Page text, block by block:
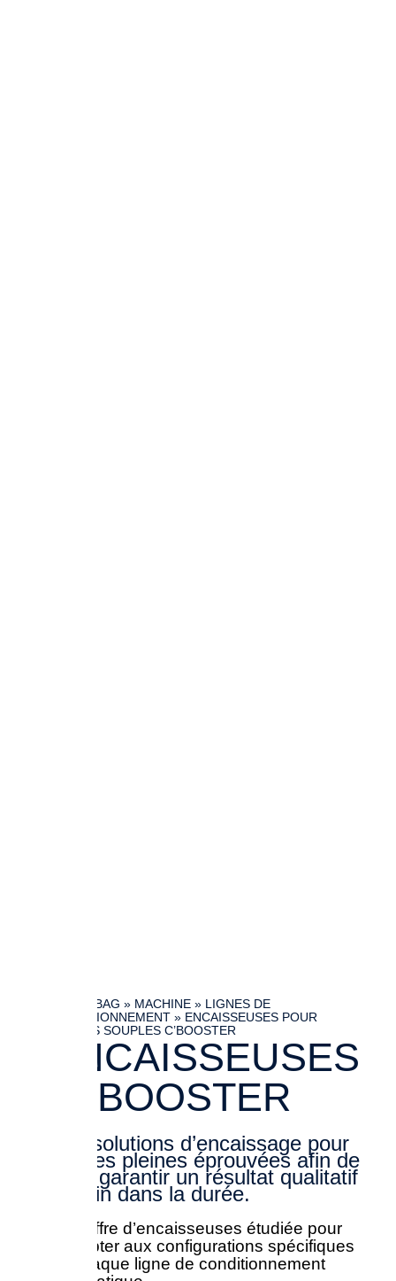
TECHNIBAG » MACHINE » LIGNES DE
CONDITIONNEMENT » ENCAISSEUSES POUR
POCHES SOUPLES C’BOOSTER
ENCAISSEUSES
C' BOOSTER
Des solutions d’encaissage pour
poches pleines éprouvées afin de
vous garantir un résultat qualitatif
certain dans la durée.
Une offre d’encaisseuses étudiée pour
s’adapter aux configurations spécifiques
de chaque ligne de conditionnement